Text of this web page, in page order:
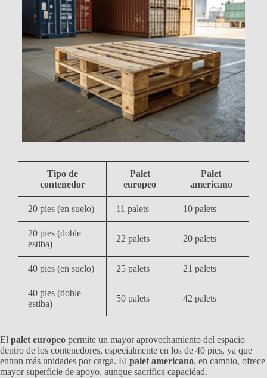
Tipo de
contenedor
Palet
europeo
Palet
americano
20 pies (en suelo) 11 palets 10 palets
20 pies (doble
estiba)
22 palets 20 palets
40 pies (en suelo) 25 palets 21 palets
40 pies (doble
estiba)
50 palets 42 palets
El palet europeo permite un mayor aprovechamiento del espacio
dentro de los contenedores, especialmente en los de 40 pies, ya que
entran más unidades por carga. El palet americano, en cambio, ofrece
mayor superficie de apoyo, aunque sacrifica capacidad.